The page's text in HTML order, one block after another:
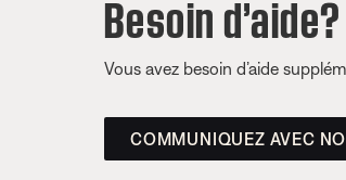
Besoin d’aide?
Vous avez besoin d’aide
COMMUNIQUEZ AVEC